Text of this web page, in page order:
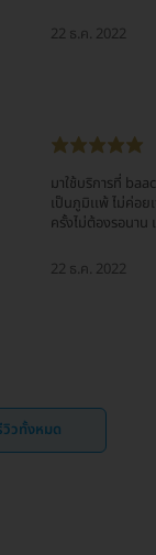
22 ธ.ค. 2022
มาใช้บริการที่
เป็นภูมิเเพ้ ไม่ค่อ
ครั้งไม่ต้องรอนาน
22 ธ.ค. 2022
วิวทั้งหมด